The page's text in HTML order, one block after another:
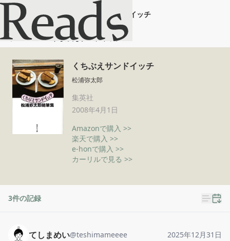
くちぶえサンドイッチ
ホーム くちぶえサンドイッチ
くちぶえサンドイッチ
松浦弥太郎
集英社
2008年4月1日
Amazonで購入 >>
楽天で購入 >>
e-honで購入 >>
カーリルで見る >>
3件の記録
てしまめい@teshimameeee 2025年12月31日